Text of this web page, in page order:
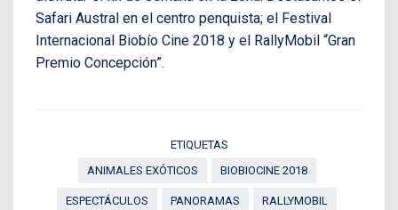
Safari Austral en el centro penquista; el Festival
Internacional Biobío Cine 2018 y el RallyMobil “Gran
Premio Concepción”.
ETIQUETAS
ANIMALES EXÓTICOS
BIOBIOCINE 2018
ESPECTÁCULOS PANORAMAS RALLYMOBIL